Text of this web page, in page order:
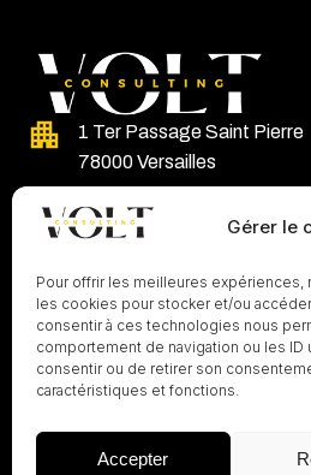
Gérer le
Pour offrir les meilleures
les cookies pour stocker et/ou
consentir à ces technologies nous
comportement de navigation ou les ID
consentir ou de retirer son
caractéristiques et fonctions.
Accepter
1 Ter Passage Saint Pierre
78000 Versailles
01 87 66 70 43
Linkedin